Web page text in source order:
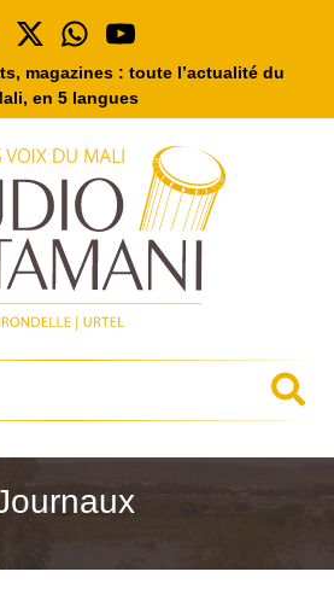
magazines : toute l’actualité du
en 5 langues